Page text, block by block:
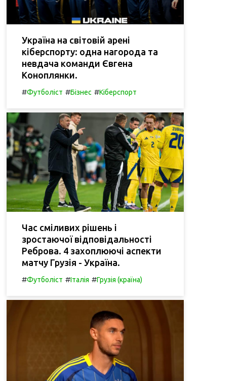
Україна на світовій арені
кіберспорту: одна нагорода та
невдача команди Євгена
Коноплянки.
#Футболіст #Бізнес #Кіберспорт
Час сміливих рішень і
зростаючої відповідальності
Реброва. 4 захоплюючі аспекти
матчу Грузія - Україна.
#Футболіст #Італія #Грузія (країна)